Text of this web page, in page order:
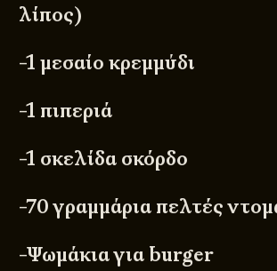
λίπος)
-1 μεσαίο κρεμμύδι
-1 πιπεριά
-1 σκελίδα σκόρδο
-70 γραμμάρια πελτές
-Ψωμάκια για burger